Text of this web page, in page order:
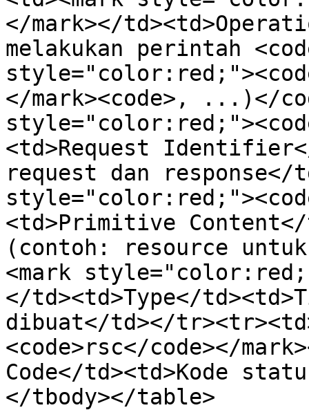
</mark></
melakukan perintah
</mark><code>, ...)</
<td>Request
request dan response</
<td>Primitive
(contoh: resource
<mark
</td><td>Type</
dibuat</td></
<code>rsc</code></
Code</td><td>Kode
</tbody></table>